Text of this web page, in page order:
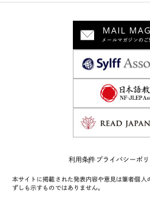
利用条件プライバシーポ
本サイトに掲載された発表内容や意見は筆者個
ずしも示すものではありません。